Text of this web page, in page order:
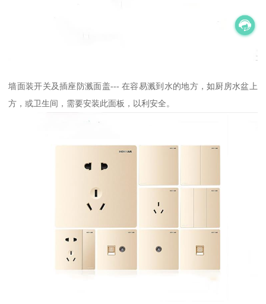
墙面装开关及插座防溅面盖--- 在容易溅到水的地方，如厨房水盆上
方，或卫生间，需要安装此面板，以利安全。